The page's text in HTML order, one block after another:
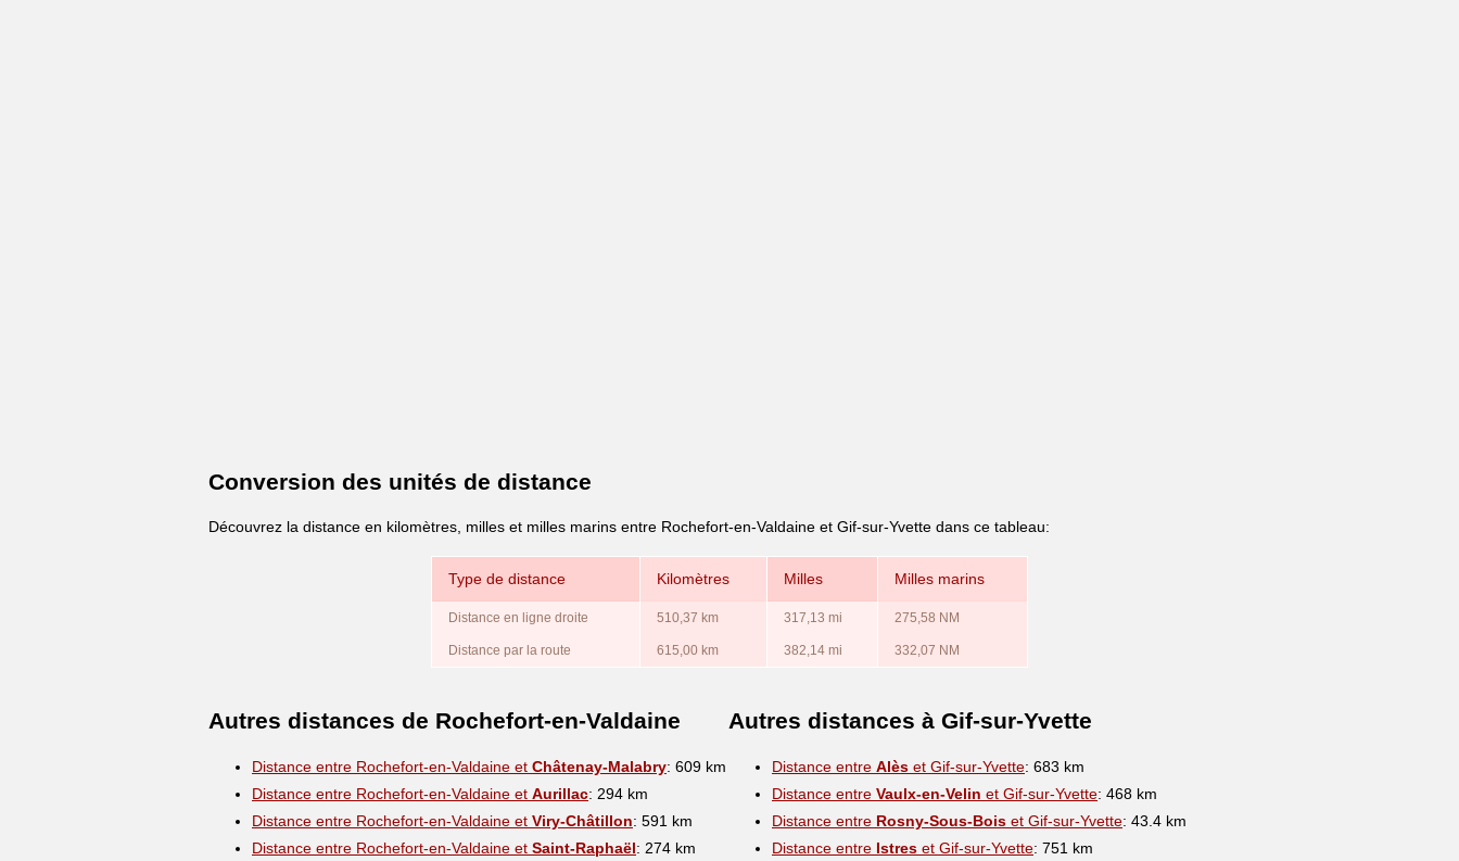
Conversion des unités de distance
Découvrez la distance en kilomètres, milles et milles marins entre Rochefort-en-Valdaine et Gif-sur-Yvette dans ce tableau:
Type de distance Kilomètres Milles Milles marins
Distance en ligne droite 510,37 km 317,13 mi 275,58 NM
Distance par la route 615,00 km 382,14 mi 332,07 NM
Autres distances de Rochefort-en-Valdaine
Distance entre Rochefort-en-Valdaine et Châtenay-Malabry: 609 km
Distance entre Rochefort-en-Valdaine et Aurillac: 294 km
Distance entre Rochefort-en-Valdaine et Viry-Châtillon: 591 km
Distance entre Rochefort-en-Valdaine et Saint-Raphaël: 274 km
Autres distances à Gif-sur-Yvette
Distance entre Alès et Gif-sur-Yvette: 683 km
Distance entre Vaulx-en-Velin et Gif-sur-Yvette: 468 km
Distance entre Rosny-Sous-Bois et Gif-sur-Yvette: 43.4 km
Distance entre Istres et Gif-sur-Yvette: 751 km